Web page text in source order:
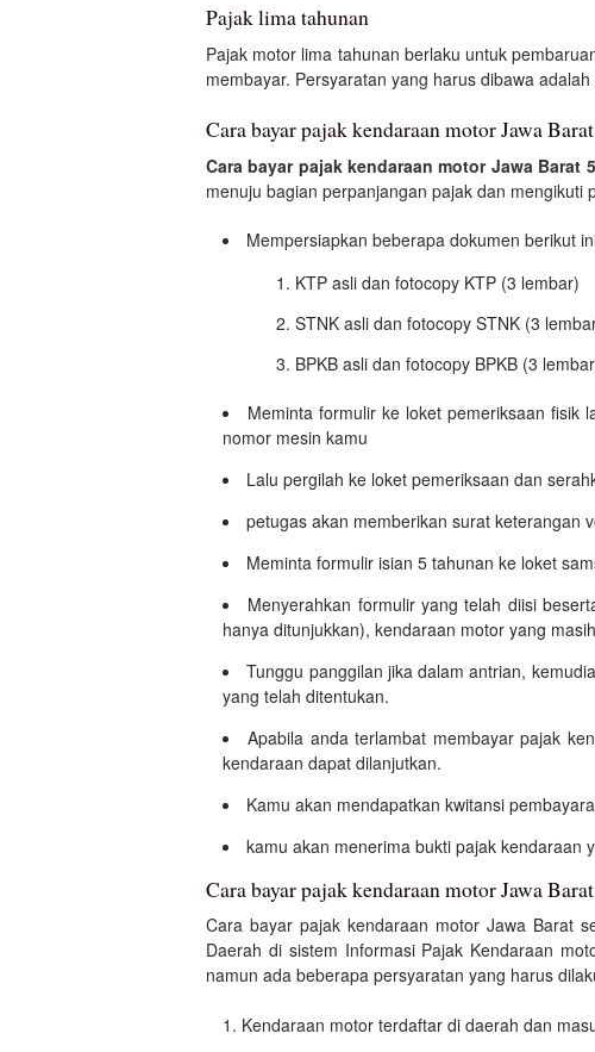
Pajak lima tahunan
Pajak motor lima tahunan berlaku untuk
membayar. Persyaratan yang harus dibawa
Cara bayar pajak kendaraan motor Jawa
Cara bayar pajak kendaraan motor Jawa
menuju bagian perpanjangan pajak dan mengikuti
Mempersiapkan beberapa dokumen berikut
KTP asli dan fotocopy KTP (3 lembar)
STNK asli dan fotocopy STNK (3
BPKB asli dan fotocopy BPKB (3
Meminta formulir ke loket pemeriksaan fisik
nomor mesin kamu
Lalu pergilah ke loket pemeriksaan dan
petugas akan memberikan surat keterangan
Meminta formulir isian 5 tahunan ke loket
Menyerahkan formulir yang telah diisi
hanya ditunjukkan), kendaraan motor yang
Tunggu panggilan jika dalam antrian,
yang telah ditentukan.
Apabila anda terlambat membayar pajak
kendaraan dapat dilanjutkan.
Kamu akan mendapatkan kwitansi
kamu akan menerima bukti pajak kendaraan
Cara bayar pajak kendaraan motor Jawa
Cara bayar pajak kendaraan motor Jawa Barat
Daerah di sistem Informasi Pajak Kendaraan
namun ada beberapa persyaratan yang harus
Kendaraan motor terdaftar di daerah dan